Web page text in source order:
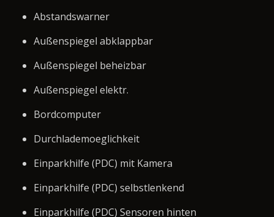
Abstandswarner
Außenspiegel abklappbar
Außenspiegel beheizbar
Außenspiegel elektr.
Bordcomputer
Durchlademoeglichkeit
Einparkhilfe (PDC) mit Kamera
Einparkhilfe (PDC) selbstlenkend
Einparkhilfe (PDC) Sensoren hinten